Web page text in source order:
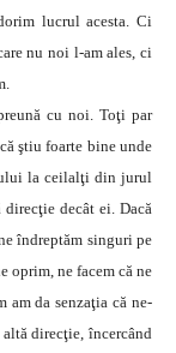
lucrul acesta. Ci
nu noi l-am ales, ci
cu noi. Toţi par
ştiu foarte bine unde
la ceilalţi din jurul
decât ei. Dacă
îndreptăm singuri pe
oprim, ne facem că ne
am da senzaţia că ne-
direcţie, încercând